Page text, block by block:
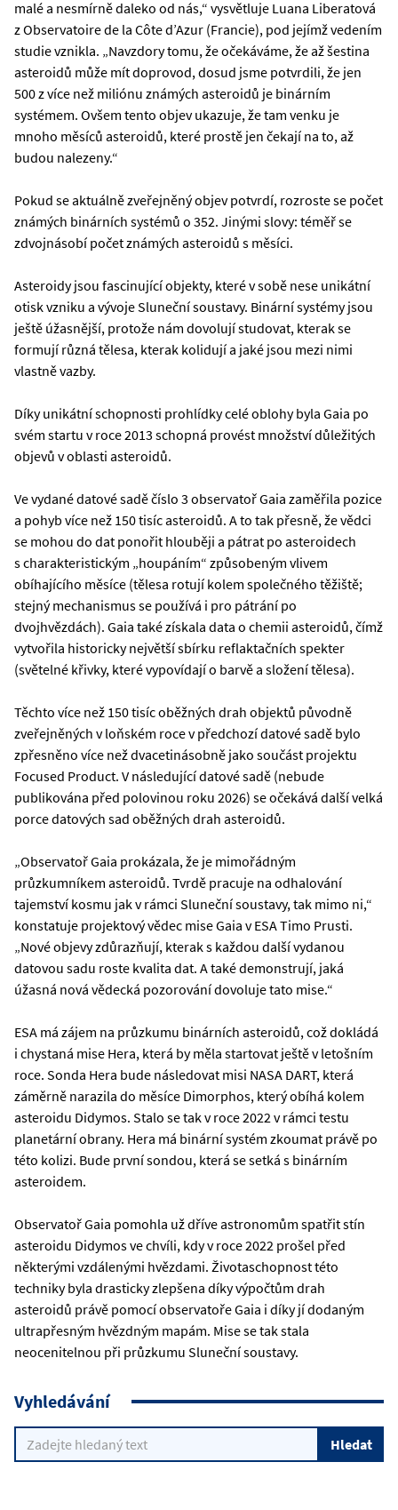
malé a nesmírně daleko od nás,“ vysvětluje Luana Liberatová
z Observatoire de la Côte d’Azur (Francie), pod jejímž vedením
studie vznikla. „Navzdory tomu, že očekáváme, že až šestina
asteroidů může mít doprovod, dosud jsme potvrdili, že jen
500 z více než miliónu známých asteroidů je binárním
systémem. Ovšem tento objev ukazuje, že tam venku je
mnoho měsíců asteroidů, které prostě jen čekají na to, až
budou nalezeny.“
Pokud se aktuálně zveřejněný objev potvrdí, rozroste se počet
známých binárních systémů o 352. Jinými slovy: téměř se
zdvojnásobí počet známých asteroidů s měsíci.
Asteroidy jsou fascinující objekty, které v sobě nese unikátní
otisk vzniku a vývoje Sluneční soustavy. Binární systémy jsou
ještě úžasnější, protože nám dovolují studovat, kterak se
formují různá tělesa, kterak kolidují a jaké jsou mezi nimi
vlastně vazby.
Díky unikátní schopnosti prohlídky celé oblohy byla Gaia po
svém startu v roce 2013 schopná provést množství důležitých
objevů v oblasti asteroidů.
Ve vydané datové sadě číslo 3 observatoř Gaia zaměřila pozice
a pohyb více než 150 tisíc asteroidů. A to tak přesně, že vědci
se mohou do dat ponořit hlouběji a pátrat po asteroidech
s charakteristickým „houpáním“ způsobeným vlivem
obíhajícího měsíce (tělesa rotují kolem společného těžiště;
stejný mechanismus se používá i pro pátrání po
dvojhvězdách). Gaia také získala data o chemii asteroidů, čímž
vytvořila historicky největší sbírku reflaktačních spekter
(světelné křivky, které vypovídají o barvě a složení tělesa).
Těchto více než 150 tisíc oběžných drah objektů původně
zveřejněných v loňském roce v předchozí datové sadě bylo
zpřesněno více než dvacetinásobně jako součást projektu
Focused Product. V následující datové sadě (nebude
publikována před polovinou roku 2026) se očekává další velká
porce datových sad oběžných drah asteroidů.
„Observatoř Gaia prokázala, že je mimořádným
průzkumníkem asteroidů. Tvrdě pracuje na odhalování
tajemství kosmu jak v rámci Sluneční soustavy, tak mimo ni,“
konstatuje projektový vědec mise Gaia v ESA Timo Prusti.
„Nové objevy zdůrazňují, kterak s každou další vydanou
datovou sadu roste kvalita dat. A také demonstrují, jaká
úžasná nová vědecká pozorování dovoluje tato mise.“
ESA má zájem na průzkumu binárních asteroidů, což dokládá
i chystaná mise Hera, která by měla startovat ještě v letošním
roce. Sonda Hera bude následovat misi NASA DART, která
záměrně narazila do měsíce Dimorphos, který obíhá kolem
asteroidu Didymos. Stalo se tak v roce 2022 v rámci testu
planetární obrany. Hera má binární systém zkoumat právě po
této kolizi. Bude první sondou, která se setká s binárním
asteroidem.
Observatoř Gaia pomohla už dříve astronomům spatřit stín
asteroidu Didymos ve chvíli, kdy v roce 2022 prošel před
některými vzdálenými hvězdami. Životaschopnost této
techniky byla drasticky zlepšena díky výpočtům drah
asteroidů právě pomocí observatoře Gaia i díky jí dodaným
ultrapřesným hvězdným mapám. Mise se tak stala
neocenitelnou při průzkumu Sluneční soustavy.
Vyhledávání